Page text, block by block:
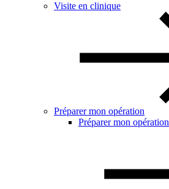
Visite en clinique
Préparer mon opération
Préparer mon opération